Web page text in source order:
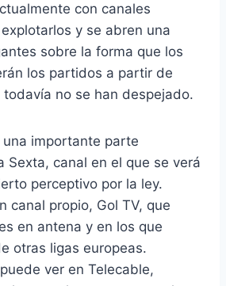
con canales
y se abren una
sobre la forma que los
los partidos a partir de
no se han despejado.
importante parte
Sexta, canal en el que se verá
perceptivo por la ley.
canal propio, Gol TV, que
en antena y en los que
otras ligas europeas.
ver en Telecable,